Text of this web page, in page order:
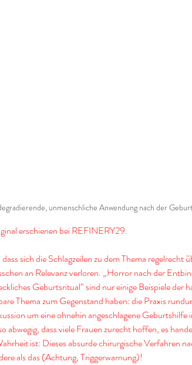
unmenschliche Anwendung nach der Geburt
erschienen bei REFINERY29.
sich die Schlagzeilen zu dem Thema regelrecht
an Relevanz verloren. „Horror nach der
Geburtsritual“ sind nur einige Beispiele der
Thema zum Gegenstand haben: die Praxis
um eine ohnehin angeschlagene Geburtshilfe
abwegig, dass viele Frauen zurecht hoffen, es
ist: Dieses absurde chirurgische Verfahren
als das (Achtung, Triggerwarnung)!